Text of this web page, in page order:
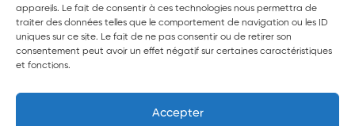
appareils. Le fait de consentir à ces technologies nous permettra de
traiter des données telles que le comportement de navigation ou les ID
uniques sur ce site. Le fait de ne pas consentir ou de retirer son
consentement peut avoir un effet négatif sur certaines caractéristiques
et fonctions.
Accepter
Alliances stratégiques et partenariats socio-économiques
Gouvernance et performance extra-financières
Accomplissement biologique intégral personnalisé